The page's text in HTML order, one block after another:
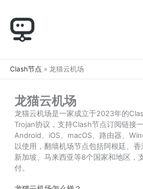
Clash节点 » 龙猫云机场
龙猫云机场
龙猫云机场是一家成立于2023年的
Trojan协议，支持Clash节点订阅链接
Android、iOS、macOS、路由器、
以使用，翻墙机场节点包括阿根廷、香
新加坡、马来西亚等8个国家和地区，
付。